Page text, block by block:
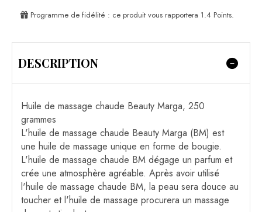
Programme de fidélité : ce produit vous rapportera 1.4 Points.
DESCRIPTION
Huile de massage chaude Beauty Marga, 250
grammes
L'huile de massage chaude Beauty Marga (BM) est
une huile de massage unique en forme de bougie.
L'huile de massage chaude BM dégage un parfum et
crée une atmosphère agréable. Après avoir utilisé
l'huile de massage chaude BM, la peau sera douce au
toucher et l'huile de massage procurera un massage